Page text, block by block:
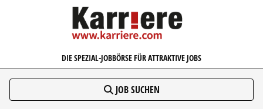
KARRIERE.COM
DIE SPEZIAL-JOBBÖRSE FÜR ATTRAKTIVE JOBS
JOB SUCHEN